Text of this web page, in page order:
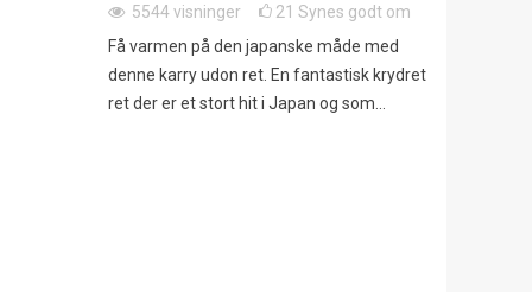
5544visninger 21 Synes godt om
Få varmen på den japanske måde med
denne karry udon ret. En fantastisk krydret
ret der er et stort hit i Japan og som...